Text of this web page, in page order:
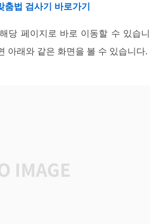
춤법 검사기 바로가기
당 페이지로 바로 이동할 수 있습니
아래와 같은 화면을 볼 수 있습니다.